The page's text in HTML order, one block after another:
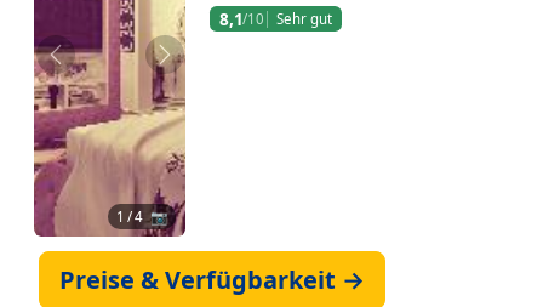
Zurück Weiter
1 / 4 📷
8,1/10 Sehr gut
Preise & Verfügbarkeit →